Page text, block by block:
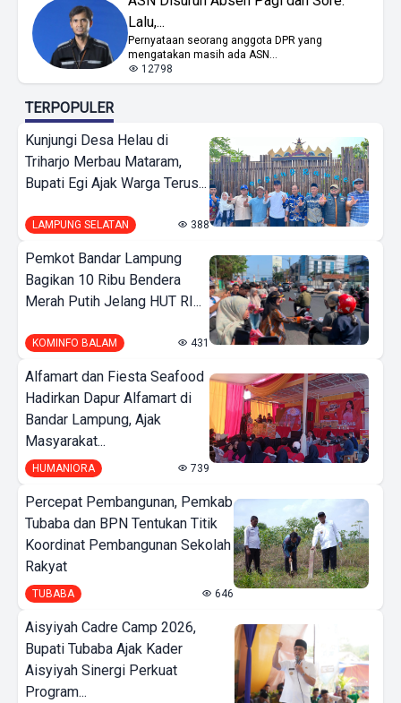
Lalu,...
Pernyataan seorang anggota DPR yang
mengatakan masih ada ASN...
12798
TERPOPULER
Kunjungi Desa Helau di
Triharjo Merbau Mataram,
Bupati Egi Ajak Warga Terus...
LAMPUNG SELATAN 388
Pemkot Bandar Lampung
Bagikan 10 Ribu Bendera
Merah Putih Jelang HUT RI...
KOMINFO BALAM 431
Alfamart dan Fiesta Seafood
Hadirkan Dapur Alfamart di
Bandar Lampung, Ajak
Masyarakat...
HUMANIORA 739
Percepat Pembangunan, Pemkab
Tubaba dan BPN Tentukan Titik
Koordinat Pembangunan Sekolah
Rakyat
TUBABA 646
Aisyiyah Cadre Camp 2026,
Bupati Tubaba Ajak Kader
Aisyiyah Sinergi Perkuat
Program...